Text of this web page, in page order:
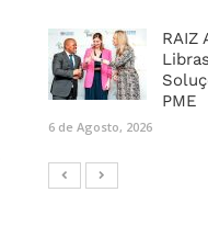
RAIZ
PME
6 de Agosto, 2026